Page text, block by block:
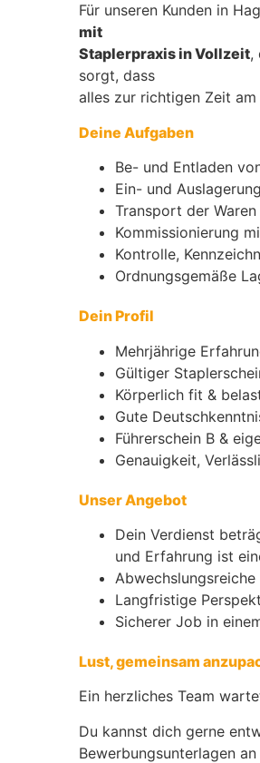
Für unseren Kunden in
mit
Staplerpraxis in Vollzeit,
sorgt, dass
alles zur richtigen Zeit
Deine Aufgaben
Be- und Entladen
Ein- und
Transport der
Kommissionierung
Kontrolle,
Ordnungsgemäße
Dein Profil
Mehrjährige
Gültiger
Körperlich fit &
Gute
Führerschein B &
Genauigkeit,
Unser Angebot
Dein Verdienst
und Erfahrung ist
Abwechslungsreiche
Langfristige
Sicherer Job in
Lust, gemeinsam
Ein herzliches Team
Du kannst dich gerne
Bewerbungsunterlagen